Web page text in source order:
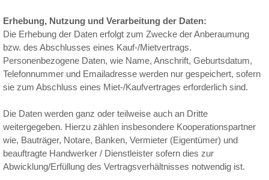
Erhebung, Nutzung und Verarbeitung der Daten:
Die Erhebung der Daten erfolgt zum Zwecke der Anberaumung
bzw. des Abschlusses eines Kauf-/Mietvertrags.
Personenbezogene Daten, wie Name, Anschrift, Geburtsdatum,
Telefonnummer und Emailadresse werden nur gespeichert, sofern
sie zum Abschluss eines Miet-/Kaufvertrages erforderlich sind.
Die Daten werden ganz oder teilweise auch an Dritte
weitergegeben. Hierzu zählen insbesondere Kooperationspartner
wie, Bauträger, Notare, Banken, Vermieter (Eigentümer) und
beauftragte Handwerker / Dienstleister sofern dies zur
Abwicklung/Erfüllung des Vertragsverhältnisses notwendig ist.